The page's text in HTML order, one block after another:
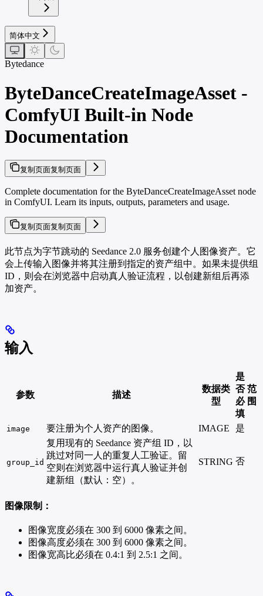
简体中文
Bytedance
ByteDanceCreateImageAsset -
ComfyUI Built-in Node
Documentation
复制页面复制页面
Complete documentation for the ByteDanceCreateImageAsset node
in ComfyUI. Learn its inputs, outputs, parameters and usage.
复制页面复制页面
此节点为字节跳动的 Seedance 2.0 服务创建个人图像资产。它
会上传输入图像并将其注册到指定的资产组中。如果未提供组
ID，则会在浏览器中启动真人验证流程，以创建新组后再添
加资产。
输入
参数 描述
数据类
型
是
否
必
填
范
围
image 要注册为个人资产的图像。 IMAGE 是
group_id
复用现有的 Seedance 资产组 ID，以
跳过对同一人的重复人工验证。留
空则在浏览器中运行真人验证并创
建新组（默认：空）。
STRING 否
图像限制：
图像宽度必须在 300 到 6000 像素之间。
图像高度必须在 300 到 6000 像素之间。
图像宽高比必须在 0.4:1 到 2.5:1 之间。